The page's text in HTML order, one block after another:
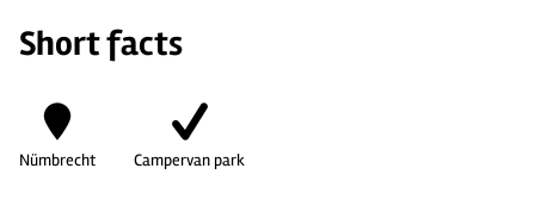
Short facts
Nümbrecht Campervan park